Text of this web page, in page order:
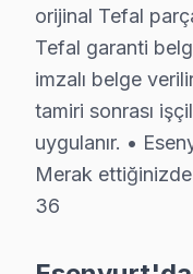
Kurulum
• Esenyurt'de
• Esenyurt
• Esenyurt'de
• Esenyurt'de
• Esenyurt
orijinal Tefal
Tefal garanti
imzalı belge
tamiri sonrası
uygulanır. •
Merak ettiğinizde
36